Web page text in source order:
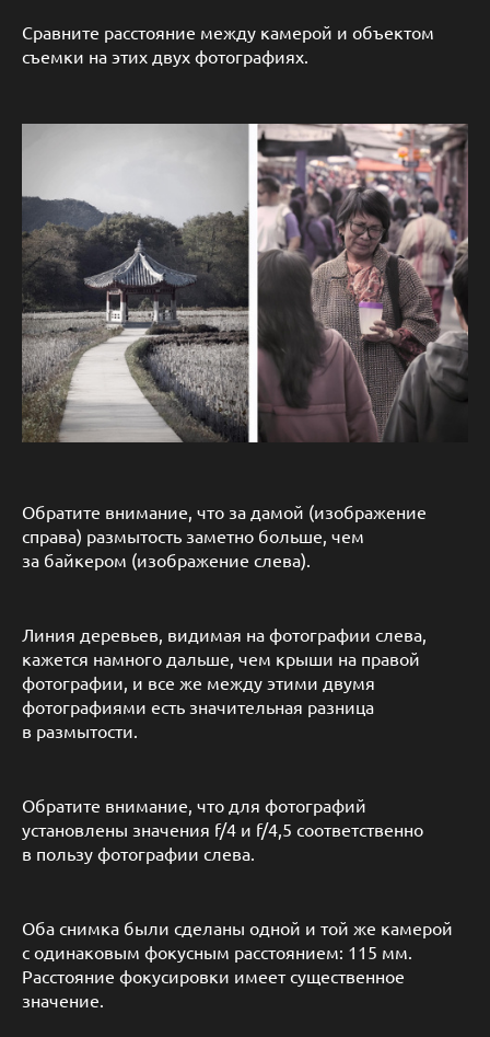
Сравните расстояние между камерой и объектом
съемки на этих двух фотографиях.
Обратите внимание, что за дамой (изображение
справа) размытость заметно больше, чем
за байкером (изображение слева).
Линия деревьев, видимая на фотографии слева,
кажется намного дальше, чем крыши на правой
фотографии, и все же между этими двумя
фотографиями есть значительная разница
в размытости.
Обратите внимание, что для фотографий
установлены значения f/4 и f/4,5 соответственно
в пользу фотографии слева.
Оба снимка были сделаны одной и той же камерой
с одинаковым фокусным расстоянием: 115 мм.
Расстояние фокусировки имеет существенное
значение.